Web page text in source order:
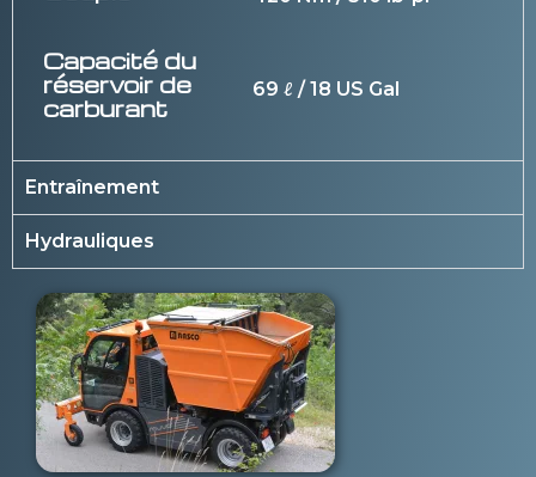
Capacité du
réservoir de
carburant
69 ℓ / 18 US Gal
Entraînement
Hydrauliques